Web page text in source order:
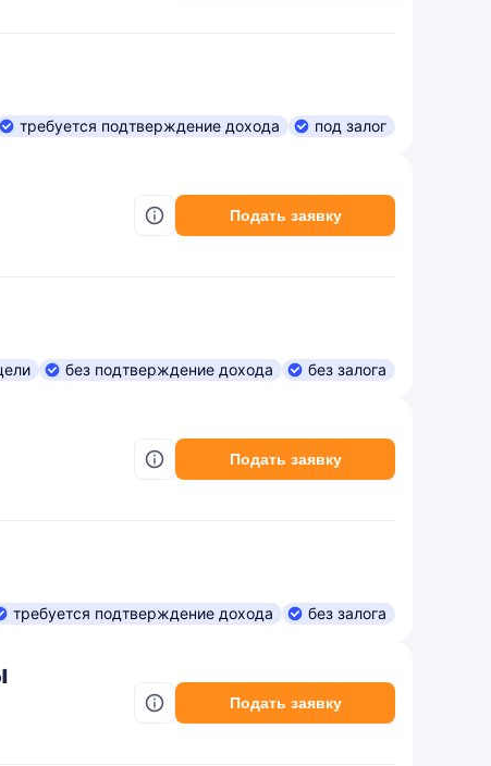
требуется подтверждение дохода под залог
Подать заявку
без подтверждение дохода без залога
Подать заявку
требуется подтверждение дохода без залога
Подать заявку